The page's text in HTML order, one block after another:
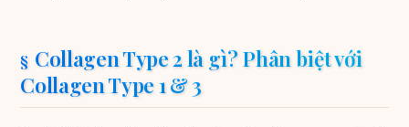
Collagen Type 2 là gì? Phân biệt với
Collagen Type 1 & 3